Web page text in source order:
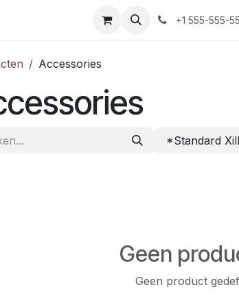
Winkel +1 555-555-
Accessories
*Standard
Geen
Geen product